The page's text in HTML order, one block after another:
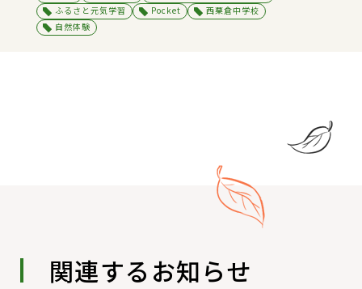
ふるさと元気学習
Pocket
西粟倉中学校
自然体験
関連するお知らせ